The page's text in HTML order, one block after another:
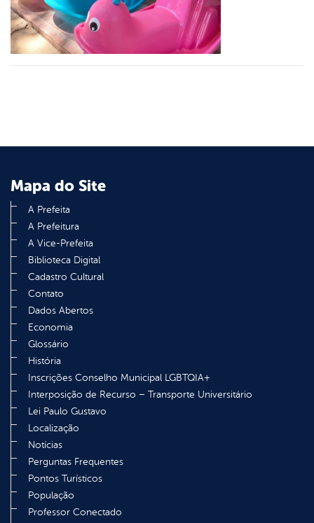
Mapa do Site
A Prefeita
A Prefeitura
A Vice-Prefeita
Biblioteca Digital
Cadastro Cultural
Contato
Dados Abertos
Economia
Glossário
História
Inscrições Conselho Municipal LGBTQIA+
Interposição de Recurso – Transporte Universitário
Lei Paulo Gustavo
Localização
Notícias
Perguntas Frequentes
Pontos Turísticos
População
Professor Conectado